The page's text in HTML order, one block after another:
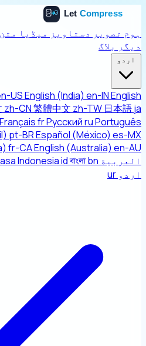
ہوم تصویر دستاویز میڈیا متن
دیگر بلاگ
اردو
USEnglish (India) en-INEnglish
zh-CN繁體中文 zh-TW 日本語ja
FrançaisfrРусскийruPortuguês
pt-BREspañol (México) es-MX
fr-CAEnglish (Australia) en-AU
العربية
Indonesiaidবাংলাbn
اردو ur